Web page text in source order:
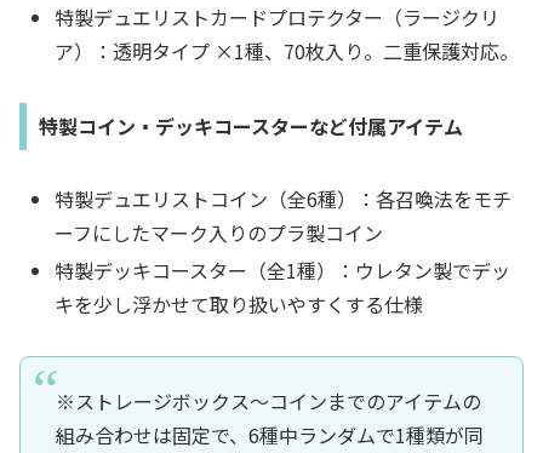
特製デュエリストカードプロテクター（ラージクリ
ア）：透明タイプ ×1種、70枚入り。二重保護対応。
特製コイン・デッキコースターなど付属アイテム
特製デュエリストコイン（全6種）：各召喚法をモチ
ーフにしたマーク入りのプラ製コイン
特製デッキコースター（全1種）：ウレタン製でデッ
キを少し浮かせて取り扱いやすくする仕様
※ストレージボックス～コインまでのアイテムの
組み合わせは固定で、6種中ランダムで1種類が同